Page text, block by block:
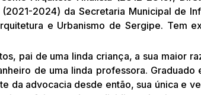
2024) da Secretaria Municipal de
e Urbanismo de Sergipe. Tem
pai de uma linda criança, a sua maior
de uma linda professora.
da advocacia desde então, sua única e